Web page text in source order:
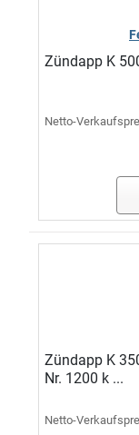
Zündapp K
Netto-
Zündapp K
Nr. 1200 k ...
Netto-